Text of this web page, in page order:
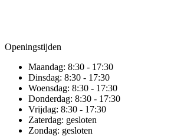
Openingstijden
Maandag: 8:30 - 17:30
Dinsdag: 8:30 - 17:30
Woensdag: 8:30 - 17:30
Donderdag: 8:30 - 17:30
Vrijdag: 8:30 - 17:30
Zaterdag: gesloten
Zondag: gesloten